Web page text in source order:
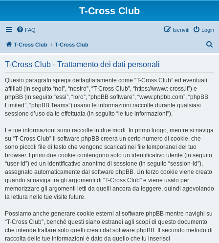
T-Cross Club
FAQ Login
Iscriviti
T-Cross Club T-Cross Club
T-Cross Club - Trattamento dei dati personali
Questo paragrafo spiega dettagliatamente come “T-Cross Club” ed eventuali
affiliati (in seguito “noi”, “nostro”, “T-Cross Club”, “https://www.t-cross.it”) e
phpBB (in seguito “essi”, “loro”, “phpBB software”, “www.phpbb.com”, “phpBB
Limited”, “phpBB Teams”) usano le informazioni raccolte durante qualsiasi
sessione d’uso da te effettuata (in seguito “le tue informazioni”).
Le tue informazioni sono raccolte in due modi. In primo luogo, mentre si naviga
su “T-Cross Club” il software phpBB creerà un certo numero di cookie, che
sono piccoli file di testo che vengono scaricati nei file temporanei del tuo
browser. I primi due cookie contengono solo un identificativo utente (in seguito
“user-id”) ed un identificativo anonimo di sessione (in seguito “session-id”),
assegnato automaticamente dal software phpBB. Un terzo cookie viene creato
quando si naviga tra gli argomenti di “T-Cross Club” e viene usato per
memorizzare gli argomenti letti da quelli ancora da leggere, quindi agevolando
la lettura nelle tue visite future.
Possiamo anche generare cookie esterni al software phpBB mentre navighi su
“T-Cross Club”, benché questi siano estranei agli scopi di questo documento
che intende trattare solo quelli creati dal software phpBB. Il secondo metodo di
raccolta delle tue informazioni è dato da quello che tu inserisci